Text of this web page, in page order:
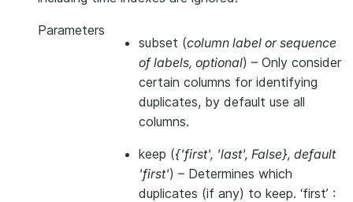
Parameters
subset (column label orsequence
of labels, optional) – Only consider
certain columns for identifying
duplicates, by default use all
columns.
keep ({'first', 'last', False}, default
'first') – Determines which
duplicates (if any) to keep. ‘first’ :